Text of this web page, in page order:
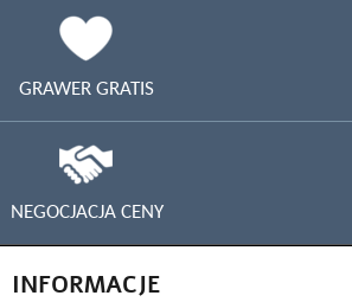
GRAWER GRATIS
NEGOCJACJA CENY
INFORMACJE